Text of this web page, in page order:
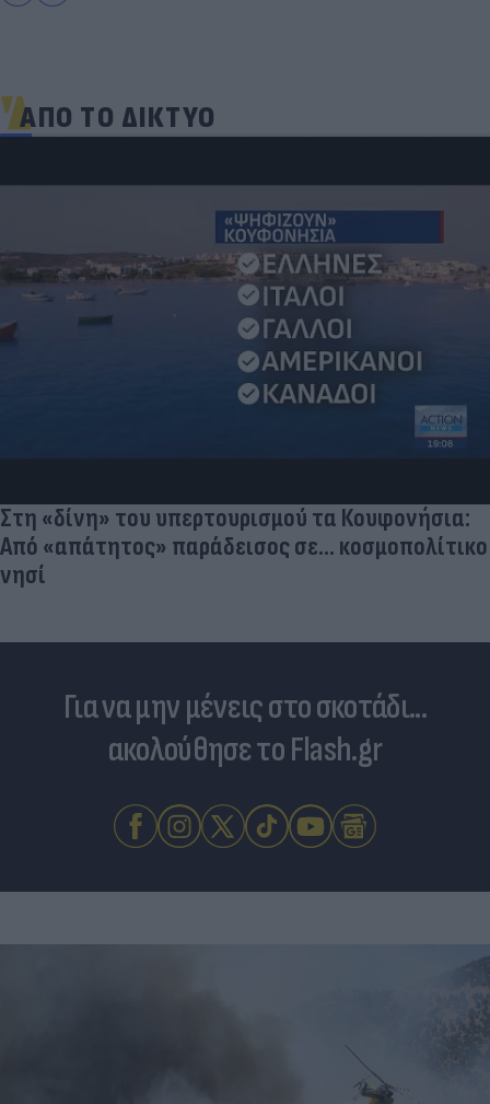
ΑΠΟ ΤΟ ΔΙΚΤΥΟ
Στη «δίνη» του υπερτουρισμού τα Κουφονήσια:
Από «απάτητος» παράδεισος σε... κοσμοπολίτικο
νησί
Για να μην μένεις στο σκοτάδι...
ακολούθησε το Flash.gr